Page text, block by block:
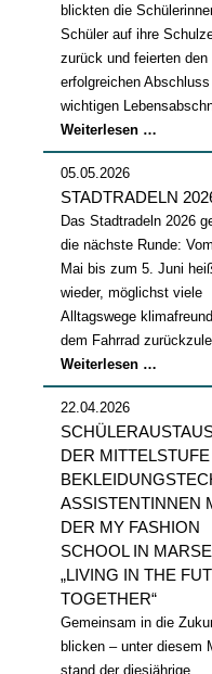
blickten die
Schüler auf ihre
zurück und feierten den
erfolgreichen
wichtigen
Weiterlesen …
2026
05.05.2026
STADTRADELN
Das Stadtradeln 2026
die nächste Runde:
Mai bis zum 5. Juni
wieder, möglichst viele
Alltagswege
dem Fahrrad
Weiterlesen …
2026
22.04.2026
DER
ASSISTENTINNEN
DER MY FASHION
SCHOOL IN
„LIVING IN THE
TOGETHER“
Gemeinsam in die
blicken – unter diesem
stand der diesjährige